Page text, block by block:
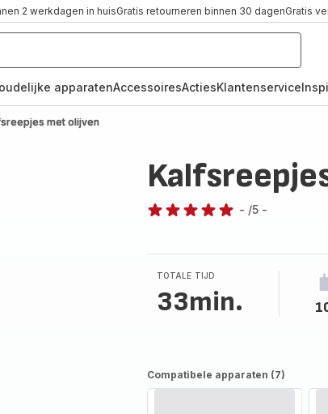
2 werkdagen in huisGratis retourneren binnen 30 dagenGratis
apparatenAccessoiresActiesKlantenservice
met olijven
vijf
sterren
(gemiddeld)
- /5 -
TOTALE TIJD
33min.
Compatibele apparaten (7)